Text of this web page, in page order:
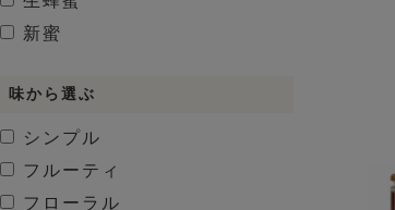
新蜜
味から選ぶ
シンプル
フルーティ
フローラル